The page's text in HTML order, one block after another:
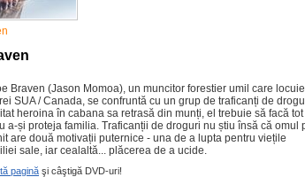
Braven (Jason Momoa), un muncitor forestier umil care
SUA / Canada, se confruntă cu un grup de traficanți de
heroina în cabana sa retrasă din munți, el trebuie să facă tot
a-și proteja familia. Traficanții de droguri nu știu însă că omul
are două motivații puternice - una de a lupta pentru viețile
sale, iar cealaltă... plăcerea de a ucide.
pagină şi câştigă DVD-uri!